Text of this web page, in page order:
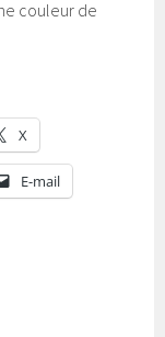
couleur de
X
E-mail